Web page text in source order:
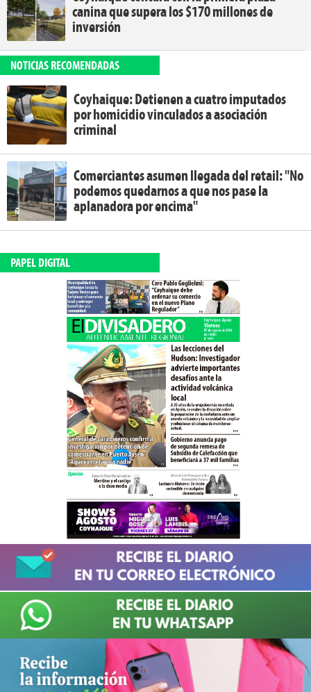
canina que supera los $170 millones de
inversión
NOTICIAS RECOMENDADAS
Coyhaique: Detienen a cuatro imputados
por homicidio vinculados a asociación
criminal
Comerciantes asumen llegada del retail: "No
podemos quedarnos a que nos pase la
aplanadora por encima"
PAPEL DIGITAL